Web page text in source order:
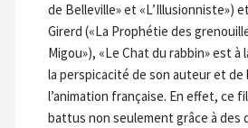
de Belleville» et «L’Illusionniste»)
Girerd («La Prophétie des
Migou»), «Le Chat du rabbin» est
la perspicacité de son auteur et de
l’animation française. En effet, ce
battus non seulement grâce à des